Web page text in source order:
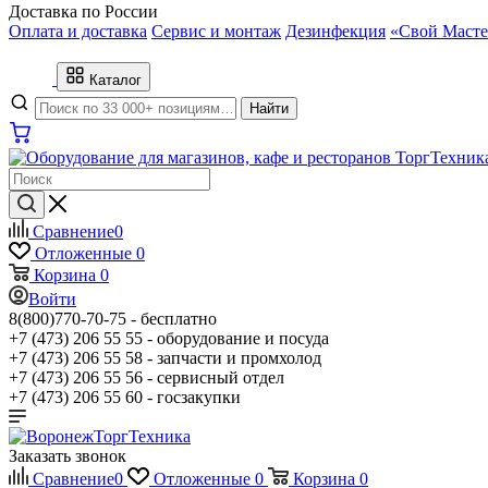
Доставка по России
Оплата и доставка Сервис и монтаж Дезинфекция «Свой
Каталог
Найти
Сравнение0
Отложенные 0
Корзина 0
Войти
8(800)770-70-75 - бесплатно
+7 (473) 206 55 55 - оборудование и посуда
+7 (473) 206 55 58 - запчасти и промхолод
+7 (473) 206 55 56 - сервисный отдел
+7 (473) 206 55 60 - госзакупки
Заказать звонок
Сравнение0 Отложенные 0 Корзина 0